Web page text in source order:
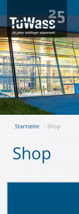
Startseite Shop
Shop